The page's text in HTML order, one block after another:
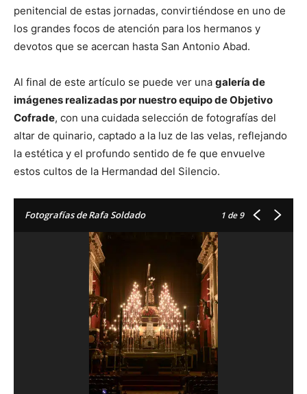
penitencial de estas jornadas, convirtiéndose en uno de
los grandes focos de atención para los hermanos y
devotos que se acercan hasta San Antonio Abad.
Al final de este artículo se puede ver una galería de
imágenes realizadas por nuestro equipo de Objetivo
Cofrade, con una cuidada selección de fotografías del
altar de quinario, captado a la luz de las velas, reflejando
la estética y el profundo sentido de fe que envuelve
estos cultos de la Hermandad del Silencio.
Fotografías de Rafa Soldado 1 de 9